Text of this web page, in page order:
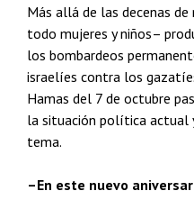
Más allá de las decenas
todo mujeres y niños–
los bombardeos
israelíes contra los
Hamas del 7 de octubre
la situación política actual
tema.
–En este nuevo